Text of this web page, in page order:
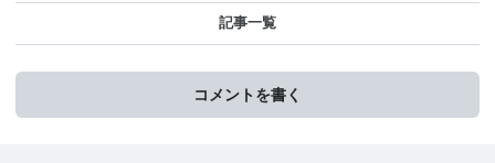
記事一覧
コメントを書く